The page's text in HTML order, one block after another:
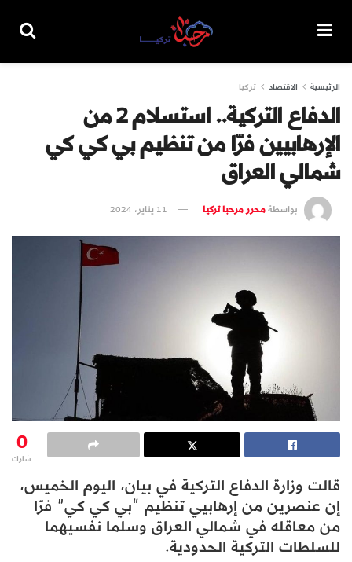
الرئيسية الاقتصاد تركيا
الدفاع التركية.. استسلام 2 من
الإرهابيين فرّا من تنظيم بي كي كي
شمالي العراق
بواسطةمحرر مرحبا تركيا 11 يناير، 2024
0
شارك
قالت وزارة الدفاع التركية في بيان، اليوم الخميس،
إن عنصرين من إرهابيي تنظيم “بي كي كي” فرّا
من معاقله في شمالي العراق وسلما نفسيهما
للسلطات التركية الحدودية.